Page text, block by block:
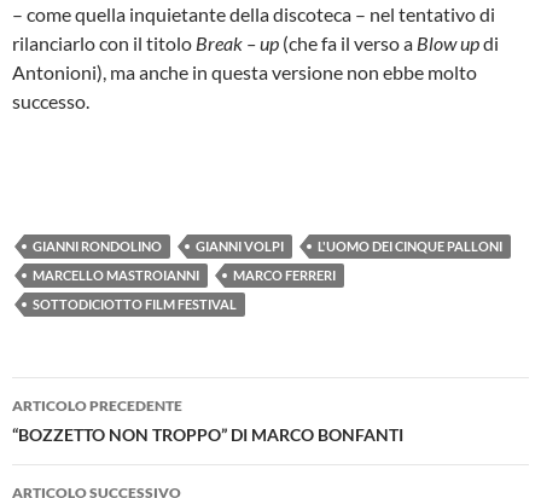
– come quella inquietante della discoteca – nel tentativo di
rilanciarlo con il titolo Break – up (che fa il verso a Blow updi
Antonioni), ma anche in questa versione non ebbe molto
successo.
GIANNI RONDOLINO GIANNI VOLPI
L'UOMO DEI CINQUE PALLONI
MARCELLO MASTROIANNI
MARCO FERRERI
SOTTODICIOTTO FILM FESTIVAL
Navigazione
articolo
ARTICOLO PRECEDENTE
“BOZZETTO NON TROPPO” DI MARCO BONFANTI
ARTICOLO SUCCESSIVO